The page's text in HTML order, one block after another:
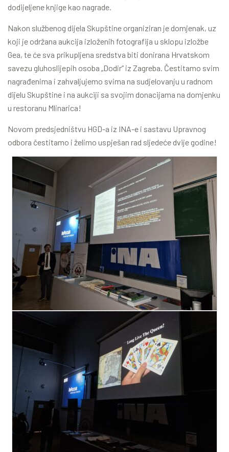
dodijeljene knjige kao nagrade.
Nakon službenog dijela Skupštine organiziran je domjenak, uz
koji je održana aukcija izloženih fotografija u sklopu izložbe
Gea, te će sva prikupljena sredstva biti donirana Hrvatskom
savezu gluhoslijepih osoba „Dodir“ iz Zagreba. Čestitamo svim
nagrađenima i zahvaljujemo svima na sudjelovanju u radnom
dijelu Skupštine i na aukciji sa svojim donacijama na domjenku
u restoranu Mlinarica!
Novom predsjedništvu HGD-a iz INA-e i sastavu Upravnog
odbora čestitamo i želimo uspješan rad sljedeće dvije godine!